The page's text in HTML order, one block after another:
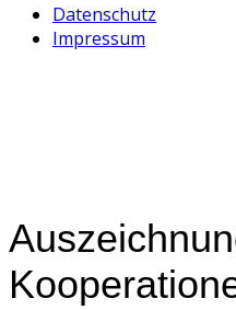
Datenschutz
Impressum